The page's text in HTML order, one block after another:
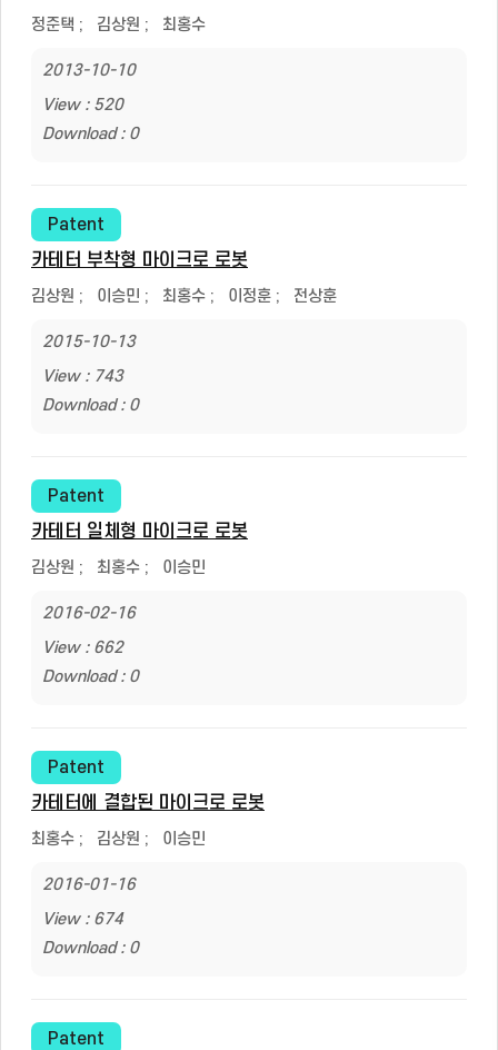
정준택 ; 김상원 ; 최홍수
2013-10-10
View : 520
Download : 0
Patent
카테터 부착형 마이크로 로봇
김상원 ; 이승민 ; 최홍수 ; 이정훈 ; 전상훈
2015-10-13
View : 743
Download : 0
Patent
카테터 일체형 마이크로 로봇
김상원 ; 최홍수 ; 이승민
2016-02-16
View : 662
Download : 0
Patent
카테터에 결합된 마이크로 로봇
최홍수 ; 김상원 ; 이승민
2016-01-16
View : 674
Download : 0
Patent